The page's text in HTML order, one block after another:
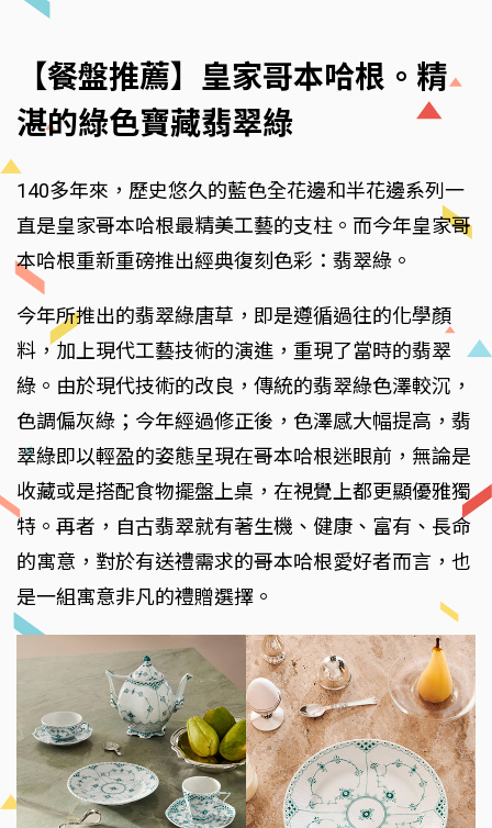
【餐盤推薦】皇家哥本哈根。精
湛的綠色寶藏翡翠綠
140多年來，歷史悠久的藍色全花邊和半花邊系列一
直是皇家哥本哈根最精美工藝的支柱。而今年皇家哥
本哈根重新重磅推出經典復刻色彩：翡翠綠。
今年所推出的翡翠綠唐草，即是遵循過往的化學顏
料，加上現代工藝技術的演進，重現了當時的翡翠
綠。由於現代技術的改良，傳統的翡翠綠色澤較沉，
色調偏灰綠；今年經過修正後，色澤感大幅提高，翡
翠綠即以輕盈的姿態呈現在哥本哈根迷眼前，無論是
收藏或是搭配食物擺盤上桌，在視覺上都更顯優雅獨
特。再者，自古翡翠就有著生機、健康、富有、長命
的寓意，對於有送禮需求的哥本哈根愛好者而言，也
是一組寓意非凡的禮贈選擇。